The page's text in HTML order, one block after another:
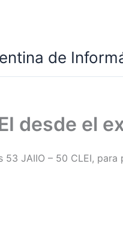
de
desde el
JAIIO – 50 CLEI,